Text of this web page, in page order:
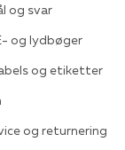
og svar
og lydbøger
og etiketter
og returnering